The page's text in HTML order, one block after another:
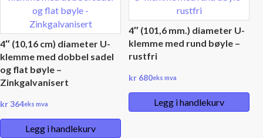
4″ (10,16 cm) diameter U-
klemme med dobbel sadel
og flat bøyle –
Zinkgalvanisert
kr364eks mva
Legg i handlekurv
4″ (101,6 mm.) diameter U-
klemme med rund bøyle –
rustfri
kr 680eks mva
Legg i handlekurv